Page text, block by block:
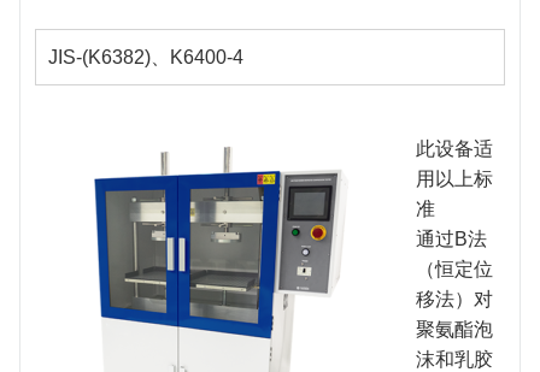
JIS-(K6382)、K6400-4
此设备适
用以上标
准
通过B法
（恒定位
移法）对
聚氨酯泡
沫和乳胶